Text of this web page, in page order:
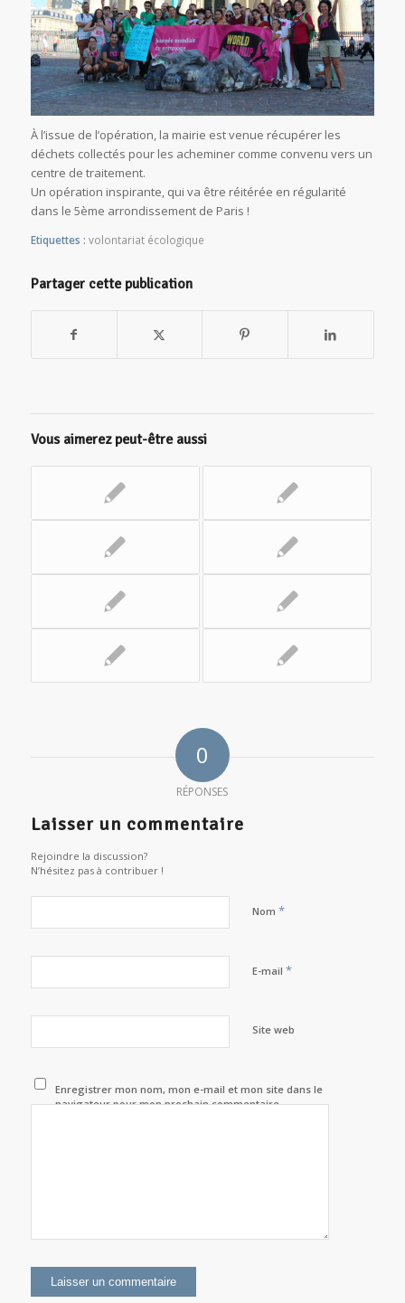
À l’issue de l’opération, la mairie est venue récupérer les
déchets collectés pour les acheminer comme convenu vers un
centre de traitement.
Un opération inspirante, qui va être réitérée en régularité
dans le 5ème arrondissement de Paris !
Etiquettes : volontariat écologique
Partager cette publication
Vous aimerez peut-être aussi
0
RÉPONSES
Laisser un commentaire
Rejoindre la discussion?
N’hésitez pas à contribuer !
Nom *
E-mail *
Site web
Enregistrer mon nom, mon e-mail et mon site dans le
navigateur pour mon prochain commentaire.